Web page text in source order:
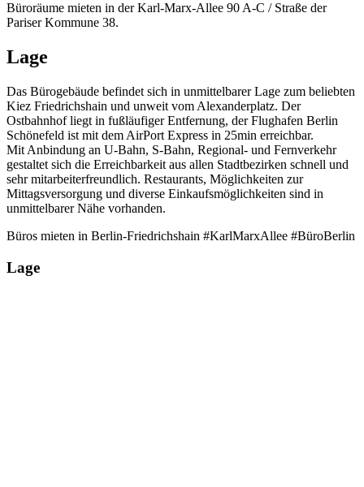
Büroräume mieten in der Karl-Marx-Allee 90 A-C / Straße der
Pariser Kommune 38.
Lage
Das Bürogebäude befindet sich in unmittelbarer Lage zum beliebten
Kiez Friedrichshain und unweit vom Alexanderplatz. Der
Ostbahnhof liegt in fußläufiger Entfernung, der Flughafen Berlin
Schönefeld ist mit dem AirPort Express in 25min erreichbar.
Mit Anbindung an U-Bahn, S-Bahn, Regional- und Fernverkehr
gestaltet sich die Erreichbarkeit aus allen Stadtbezirken schnell und
sehr mitarbeiterfreundlich. Restaurants, Möglichkeiten zur
Mittagsversorgung und diverse Einkaufsmöglichkeiten sind in
unmittelbarer Nähe vorhanden.
Büros mieten in Berlin-Friedrichshain #KarlMarxAllee #BüroBerlin
Lage